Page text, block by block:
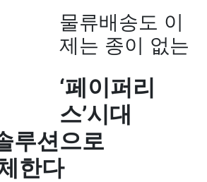
물류배송도 이
제는 종이 없는
‘페이퍼리
스’시대
루션으로
한다